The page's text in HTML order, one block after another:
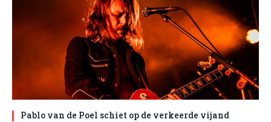
Pablo van de Poel schiet op de verkeerde vijand